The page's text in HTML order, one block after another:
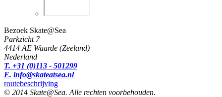
Bezoek Skate@Sea
Parkzicht 7
4414 AE Waarde (Zeeland)
Nederland
T. +31 (0)113 - 501299
E. info@skateatsea.nl
routebeschrijving
© 2014 Skate@Sea. Alle rechten voorbehouden.